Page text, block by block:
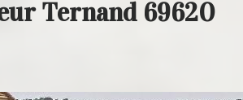
Ternand 69620